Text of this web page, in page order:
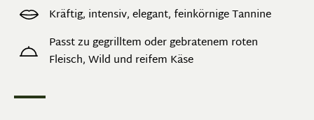
Kräftig, intensiv, elegant, feinkörnige Tannine
Passt zu gegrilltem oder gebratenem roten
Fleisch, Wild und reifem Käse